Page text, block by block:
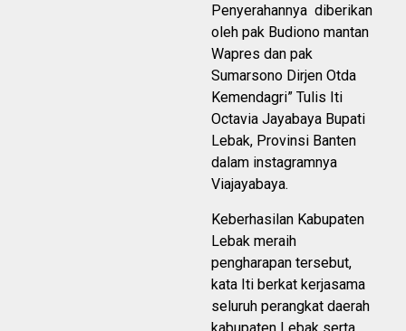
Penyerahannya diberikan
oleh pak Budiono mantan
Wapres dan pak
Sumarsono Dirjen Otda
Kemendagri” Tulis Iti
Octavia Jayabaya Bupati
Lebak, Provinsi Banten
dalam instagramnya
Viajayabaya.
Keberhasilan Kabupaten
Lebak meraih
pengharapan tersebut,
kata Iti berkat kerjasama
seluruh perangkat daerah